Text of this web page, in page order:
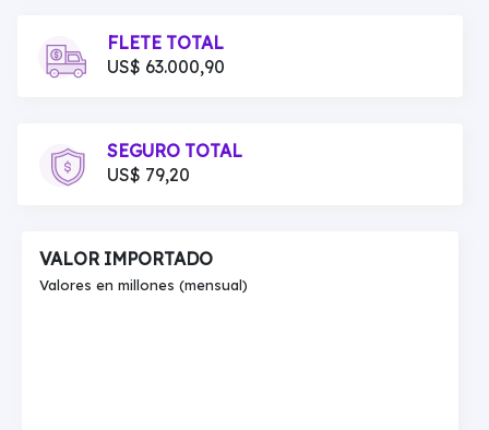
FLETE TOTAL
US$ 63.000,90
SEGURO TOTAL
US$ 79,20
VALOR IMPORTADO
Valores en millones (mensual)